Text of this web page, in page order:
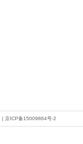
| 京ICP备15009864号-2